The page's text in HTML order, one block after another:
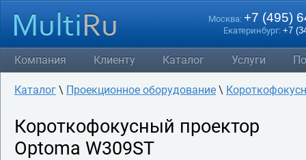
Москва: +7 (495)
Екатеринбург: +7
Компания Клиенту Каталог Услуги
Каталог \ Проекционное оборудование \
Короткофокусный проектор
Optoma W309ST